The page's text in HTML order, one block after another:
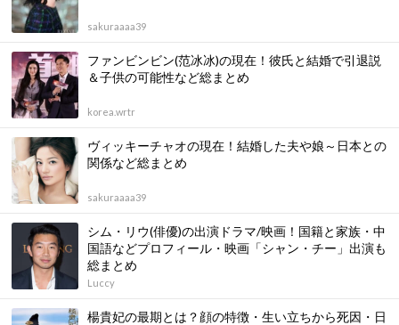
sakuraaaa39
ファンビンビン(范冰冰)の現在！彼氏と結婚で引退説
＆子供の可能性など総まとめ
korea.wrtr
ヴィッキーチャオの現在！結婚した夫や娘～日本との
関係など総まとめ
sakuraaaa39
シム・リウ(俳優)の出演ドラマ/映画！国籍と家族・中
国語などプロフィール・映画「シャン・チー」出演も
総まとめ
Luccy
楊貴妃の最期とは？顔の特徴・生い立ちから死因・日